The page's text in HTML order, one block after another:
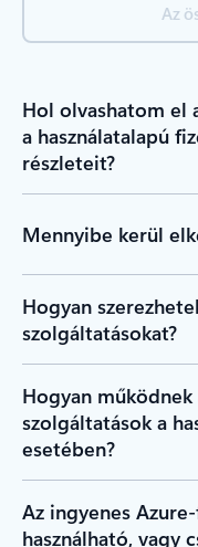
Az
Hol olvashatom el
a használatalapú
részleteit?
Mennyibe kerül
Hogyan
szolgáltatásokat?
Hogyan működnek
szolgáltatások a
esetében?
Az ingyenes
használható, vagy